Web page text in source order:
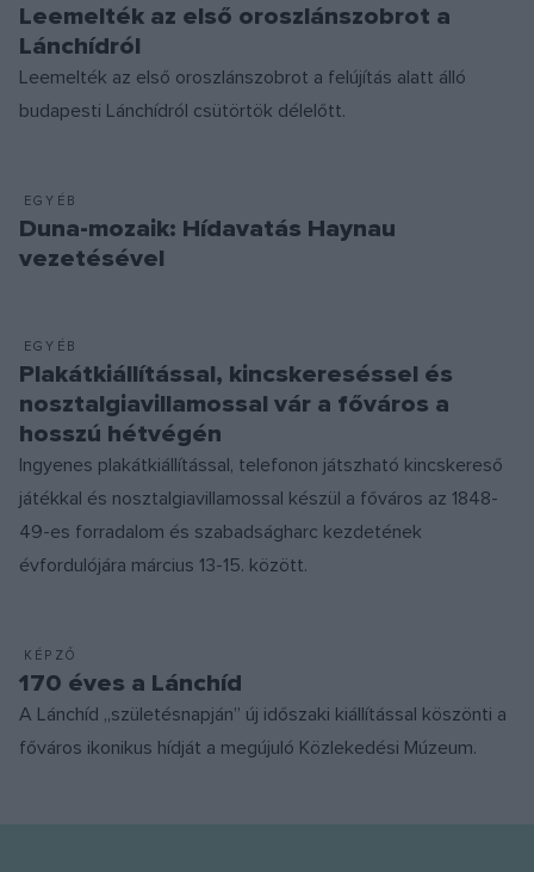
Leemelték az első oroszlánszobrot a
Lánchídról
Leemelték az első oroszlánszobrot a felújítás alatt álló
budapesti Lánchídról csütörtök délelőtt.
EGYÉB
Duna-mozaik: Hídavatás Haynau
vezetésével
EGYÉB
Plakátkiállítással, kincskereséssel és
nosztalgiavillamossal vár a főváros a
hosszú hétvégén
Ingyenes plakátkiállítással, telefonon játszható kincskereső
játékkal és nosztalgiavillamossal készül a főváros az 1848-
49-es forradalom és szabadságharc kezdetének
évfordulójára március 13-15. között.
KÉPZŐ
170 éves a Lánchíd
A Lánchíd „születésnapján” új időszaki kiállítással köszönti a
főváros ikonikus hídját a megújuló Közlekedési Múzeum.